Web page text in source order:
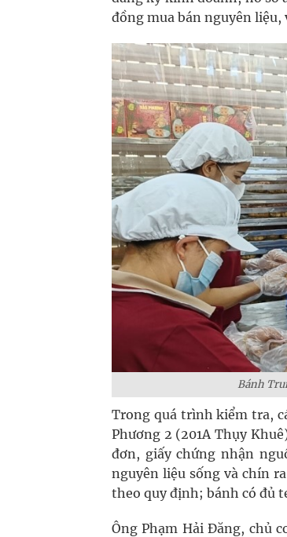
đồng mua bán nguyên
Bánh
Trong quá trình kiểm tra,
Phương 2 (201A Thụy
đơn, giấy chứng nhận
nguyên liệu sống và chín
theo quy định; bánh có đủ
Ông Phạm Hải Đăng, chủ